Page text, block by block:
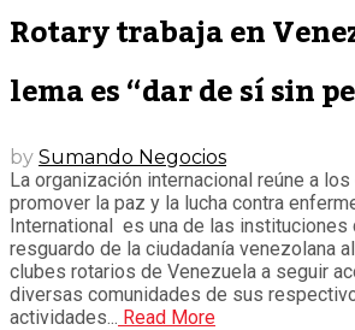
Rotary trabaja en
lema es “dar de sí sin
by Sumando Negocios
La organización internacional reúne a
promover la paz y la lucha contra
International es una de las instituciones
resguardo de la ciudadanía venezolana
clubes rotarios de Venezuela a seguir
diversas comunidades de sus
actividades... Read More